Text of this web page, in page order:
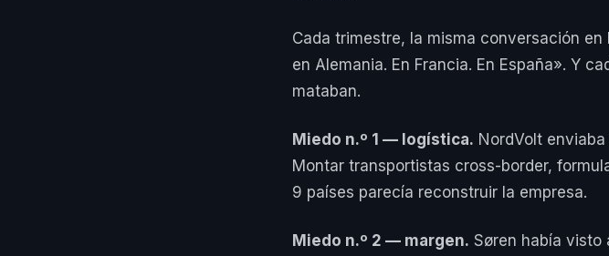
Cada trimestre, la misma conversación
en Alemania. En Francia. En España». Y
mataban.
Miedo n.º 1 — logística. NordVolt
Montar transportistas cross-border,
9 países parecía reconstruir la empresa.
Miedo n.º 2 — margen. Søren había visto